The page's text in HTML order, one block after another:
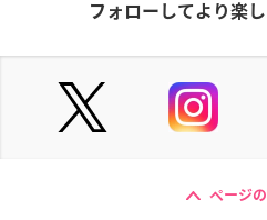
フォローしてより楽
ページ